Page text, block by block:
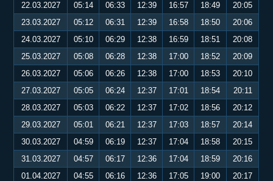
22.03.2027
05:14 06:33 12:39 16:57 18:49
20:05
23.03.2027
05:12 06:31 12:39 16:58 18:50
20:06
24.03.2027
05:10 06:29 12:38 16:59 18:51
20:08
25.03.2027
05:08 06:28 12:38 17:00 18:52
20:09
26.03.2027
05:06 06:26 12:38 17:00 18:53
20:10
27.03.2027
05:05 06:24 12:37 17:01 18:54
20:11
28.03.2027
05:03 06:22 12:37 17:02 18:56
20:12
29.03.2027
05:01 06:21 12:37 17:03 18:57
20:14
30.03.2027
04:59 06:19 12:37 17:04 18:58
20:15
31.03.2027
04:57 06:17 12:36 17:04 18:59
20:16
01.04.2027
04:55 06:16 12:36 17:05 19:00
20:17